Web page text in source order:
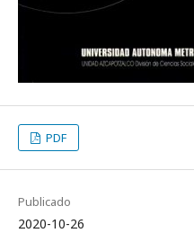
PDF
Publicado
2020-10-26